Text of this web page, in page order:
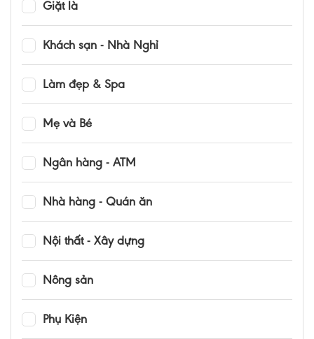
Giặt là
Khách sạn - Nhà Nghỉ
Làm đẹp & Spa
Mẹ và Bé
Ngân hàng - ATM
Nhà hàng - Quán ăn
Nội thất - Xây dựng
Nông sản
Phụ Kiện